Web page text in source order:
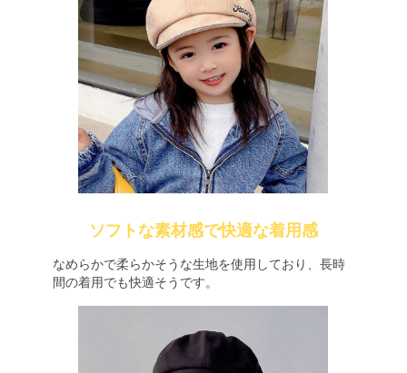
ソフトな素材感で快適な着用感
なめらかで柔らかそうな生地を使用しており、長時
間の着用でも快適そうです。